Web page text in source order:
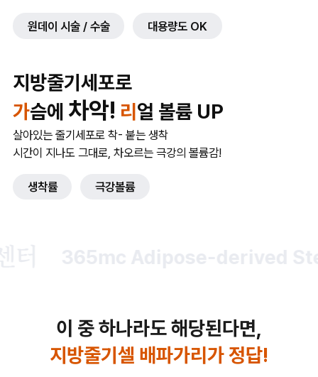
원데이 시술 / 수술 대용량도 OK
지방줄기세포로
가슴에 차악! 리 얼 볼륨 UP
살아있는 줄기세포로 착- 붙는 생착
시간이 지나도 그대로, 차오르는 극강의 볼륨감!
생착률 극강볼륨
이 중 하나라도 해당된다면,
지방줄기셀 배파가리가 정답!